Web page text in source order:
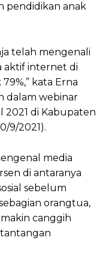
pendidikan anak
telah mengenali
aktif internet di
kata Erna
dalam webinar
2021 di Kabupaten
9/2021).
media
di antaranya
sebelum
orangtua,
canggih